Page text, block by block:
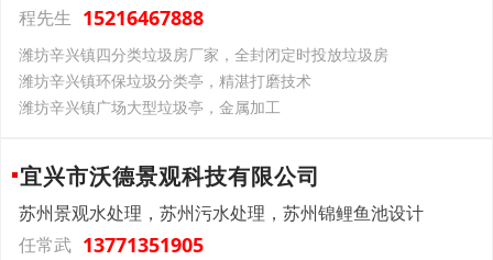
程先生 15216467888
潍坊辛兴镇四分类垃圾房厂家，全封闭定时投放垃圾房
潍坊辛兴镇环保垃圾分类亭，精湛打磨技术
潍坊辛兴镇广场大型垃圾亭，金属加工
宜兴市沃德景观科技有限公司
苏州景观水处理，苏州污水处理，苏州锦鲤鱼池设计
任常武 13771351905